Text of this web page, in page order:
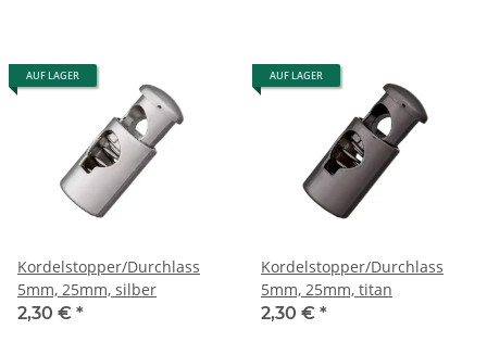
AUF LAGER
Kordelstopper/Durchlass
5mm, 25mm, silber
2,30 € *
AUF LAGER
Kordelstopper/Durchlass
5mm, 25mm, titan
2,30 € *